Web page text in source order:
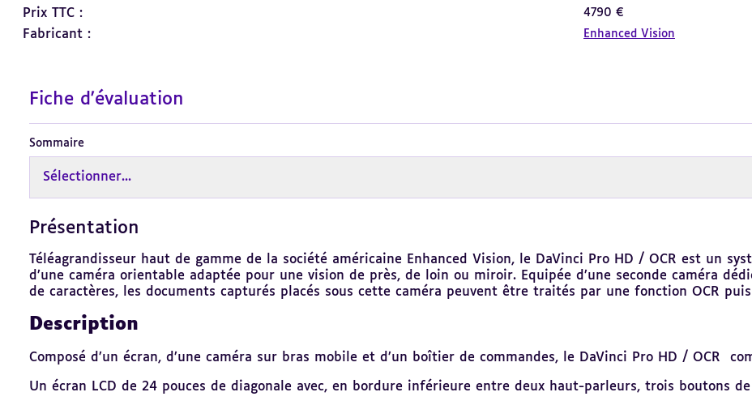
Prix TTC : 4790 €
Fabricant : Enhanced Vision
Fiche d'évaluation
Sommaire
Sélectionner...
Présentation
Téléagrandisseur haut de gamme de la société américaine Enhanced Vision, le DaVinci Pro HD / OCR est un
d’une caméra orientable adaptée pour une vision de près, de loin ou miroir. Equipée d’une seconde caméra
de caractères, les documents capturés placés sous cette caméra peuvent être traités par une fonction OCR
Description
Composé d’un écran, d’une caméra sur bras mobile et d’un boîtier de commandes, le DaVinci Pro HD / OCR
Un écran LCD de 24 pouces de diagonale avec, en bordure inférieure entre deux haut-parleurs, trois boutons
Revenir
sommaire